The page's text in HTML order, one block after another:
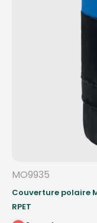
MO9935
Couverture polaire
RPET